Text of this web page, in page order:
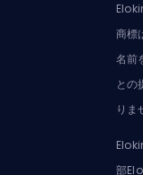
商標
名前
との
りま
部